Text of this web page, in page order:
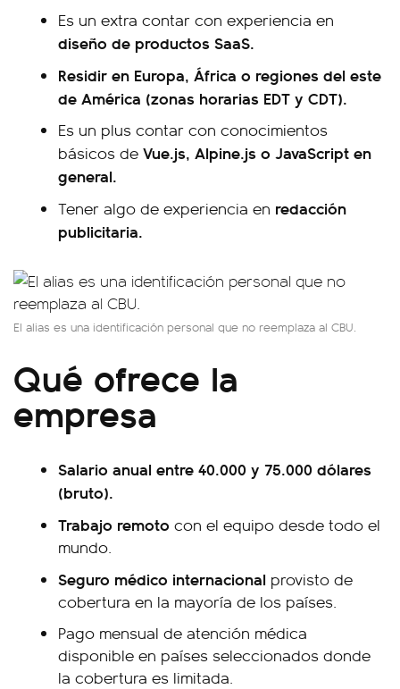
Es un extra contar con experiencia en
diseño de productos SaaS.
Residir en Europa, África o regiones del este
de América (zonas horarias EDT y CDT).
Es un plus contar con conocimientos
básicos de Vue.js, Alpine.js o JavaScript en
general.
Tener algo de experiencia en redacción
publicitaria.
El alias es una identificación personal que no reemplaza al CBU.
Qué ofrece la
empresa
Salario anual entre 40.000 y 75.000 dólares
(bruto).
Trabajo remoto con el equipo desde todo el
mundo.
Seguro médico internacional provisto de
cobertura en la mayoría de los países.
Pago mensual de atención médica
disponible en países seleccionados donde
la cobertura es limitada.